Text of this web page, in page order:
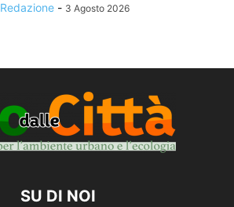
Redazione - 3 Agosto 2026
SU DI NOI